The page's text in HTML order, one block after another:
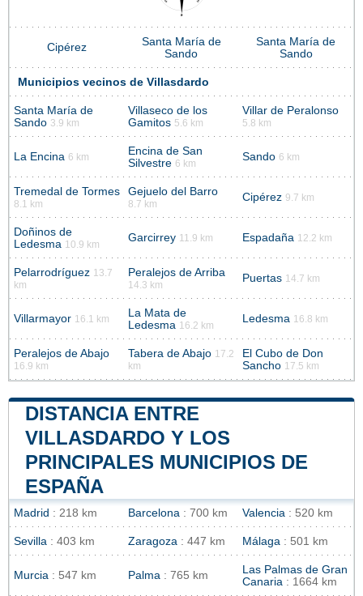
Cipérez
Santa María de
Sando
Santa María de
Sando
Municipios vecinos de Villasdardo
Santa María de
Sando 3.9 km
Villaseco de los
Gamitos 5.6 km
Villar de Peralonso
5.8 km
La Encina 6 km
Encina de San
Silvestre 6 km
Sando 6 km
Tremedal de Tormes
8.1 km
Gejuelo del Barro
8.7 km
Cipérez 9.7 km
Doñinos de
Ledesma 10.9 km
Garcirrey 11.9 km Espadaña 12.2 km
Pelarrodríguez 13.7
km
Peralejos de Arriba
14.3 km
Puertas 14.7 km
Villarmayor 16.1 km
La Mata de
Ledesma 16.2 km
Ledesma 16.8 km
Peralejos de Abajo
16.9 km
Tabera de Abajo 17.2
km
El Cubo de Don
Sancho 17.5 km
DISTANCIA ENTRE
VILLASDARDO Y LOS
PRINCIPALES MUNICIPIOS DE
ESPAÑA
Madrid : 218 km Barcelona : 700 km Valencia : 520 km
Sevilla : 403 km Zaragoza : 447 km Málaga : 501 km
Murcia : 547 km Palma : 765 km
Las Palmas de Gran
Canaria : 1664 km